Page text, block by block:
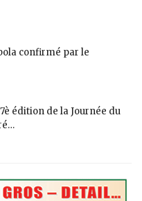
confirmé par le
édition de la Journée du